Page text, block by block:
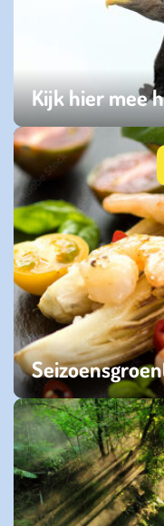
Kijk hier mee
zondag 08 maart
maandag 10